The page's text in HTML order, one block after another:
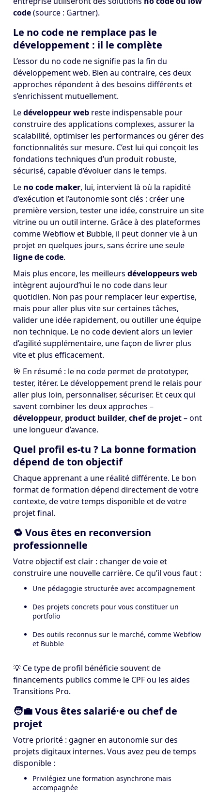
code(source : Gartner).
Le no code ne remplace pas le
développement : il le complète
L’essor du no code ne signifie pas la fin du
développement web. Bien au contraire, ces deux
approches répondent à des besoins différents et
s’enrichissent mutuellement.
Ledéveloppeur webreste indispensable pour
construire des applications complexes, assurer la
scalabilité, optimiser les performances ou gérer des
fonctionnalités sur mesure. C’est lui qui conçoit les
fondations techniques d’un produit robuste,
sécurisé, capable d’évoluer dans le temps.
Le no code maker, lui, intervient là où la rapidité
d’exécution et l’autonomie sont clés : créer une
première version, tester une idée, construire un site
vitrine ou un outil interne. Grâce à des plateformes
comme Webflow et Bubble, il peut donner vie à un
projet en quelques jours, sans écrire une seule
ligne de code.
Mais plus encore, les meilleurs développeurs web
intègrent aujourd’hui le no code dans leur
quotidien. Non pas pour remplacer leur expertise,
mais pour aller plus vite sur certaines tâches,
valider une idée rapidement, ou outiller une équipe
non technique. Le no code devient alors un levier
d’agilité supplémentaire, une façon de livrer plus
vite et plus efficacement.
🎯 En résumé : le no code permet de prototyper,
tester, itérer. Le développement prend le relais pour
aller plus loin, personnaliser, sécuriser. Et ceux qui
savent combiner les deux approches –
développeur, product builder, chef de projet– ont
une longueur d’avance.
Quel profil es-tu ? La bonne formation
dépend de ton objectif
Chaque apprenant a une réalité différente. Le bon
format de formation dépend directement de votre
contexte, de votre temps disponible et de votre
projet final.
🔁 Vous êtes en reconversion
professionnelle
Votre objectif est clair : changer de voie et
construire une nouvelle carrière. Ce qu’il vous faut :
Une pédagogie structurée avec accompagnement
Des projets concrets pour vous constituer un
portfolio
Des outils reconnus sur le marché, comme Webflow
et Bubble
💡 Ce type de profil bénéficie souvent de
financements publics comme le CPF ou les aides
Transitions Pro.
🧑‍💼 Vous êtes salarié·e ou chef de
projet
Votre priorité : gagner en autonomie sur des
projets digitaux internes. Vous avez peu de temps
disponible :
Privilégiez une formation asynchrone mais
accompagnée